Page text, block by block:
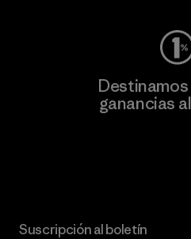
ganancias
Suscripción al boletín